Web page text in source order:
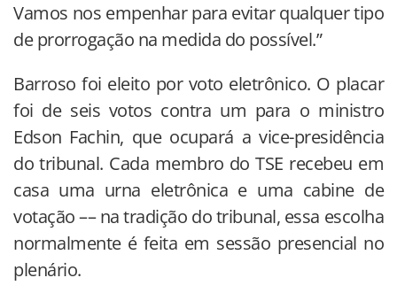
Vamos nos empenhar para evitar qualquer tipo
de prorrogação na medida do possível.”
Barroso foi eleito por voto eletrônico. O placar
foi de seis votos contra um para o ministro
Edson Fachin, que ocupará a vice-presidência
do tribunal. Cada membro do TSE recebeu em
casa uma urna eletrônica e uma cabine de
votação –– na tradição do tribunal, essa escolha
normalmente é feita em sessão presencial no
plenário.